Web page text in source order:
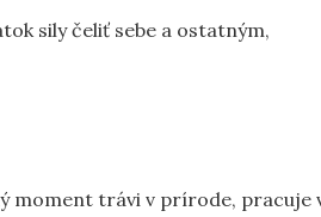
sily čeliť sebe a ostatným,
moment trávi v prírode, pracuje